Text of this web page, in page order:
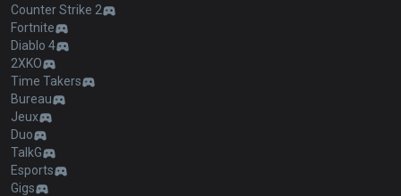
Counter Strike 2
Fortnite
Diablo 4
2XKO
Time Takers
Bureau
Jeux
Duo
TalkG
Esports
Gigs